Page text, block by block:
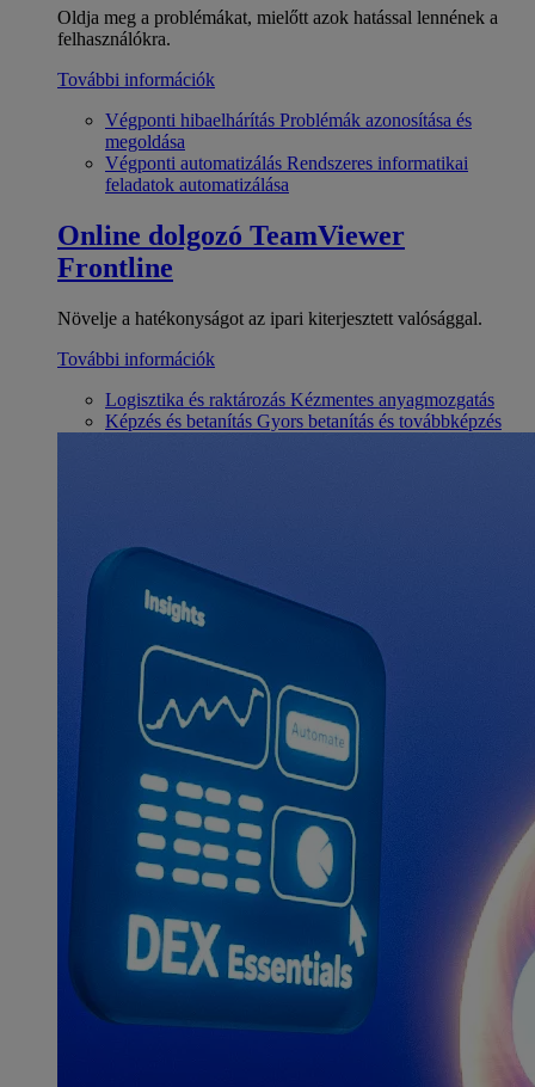
Oldja meg a problémákat, mielőtt azok hatással lennének a
felhasználókra.
További információk
Végponti hibaelhárítás Problémák azonosítása és
megoldása
Végponti automatizálás Rendszeres informatikai
feladatok automatizálása
Online dolgozó TeamViewer
Frontline
Növelje a hatékonyságot az ipari kiterjesztett valósággal.
További információk
Logisztika és raktározás Kézmentes anyagmozgatás
Képzés és betanítás Gyors betanítás és továbbképzés